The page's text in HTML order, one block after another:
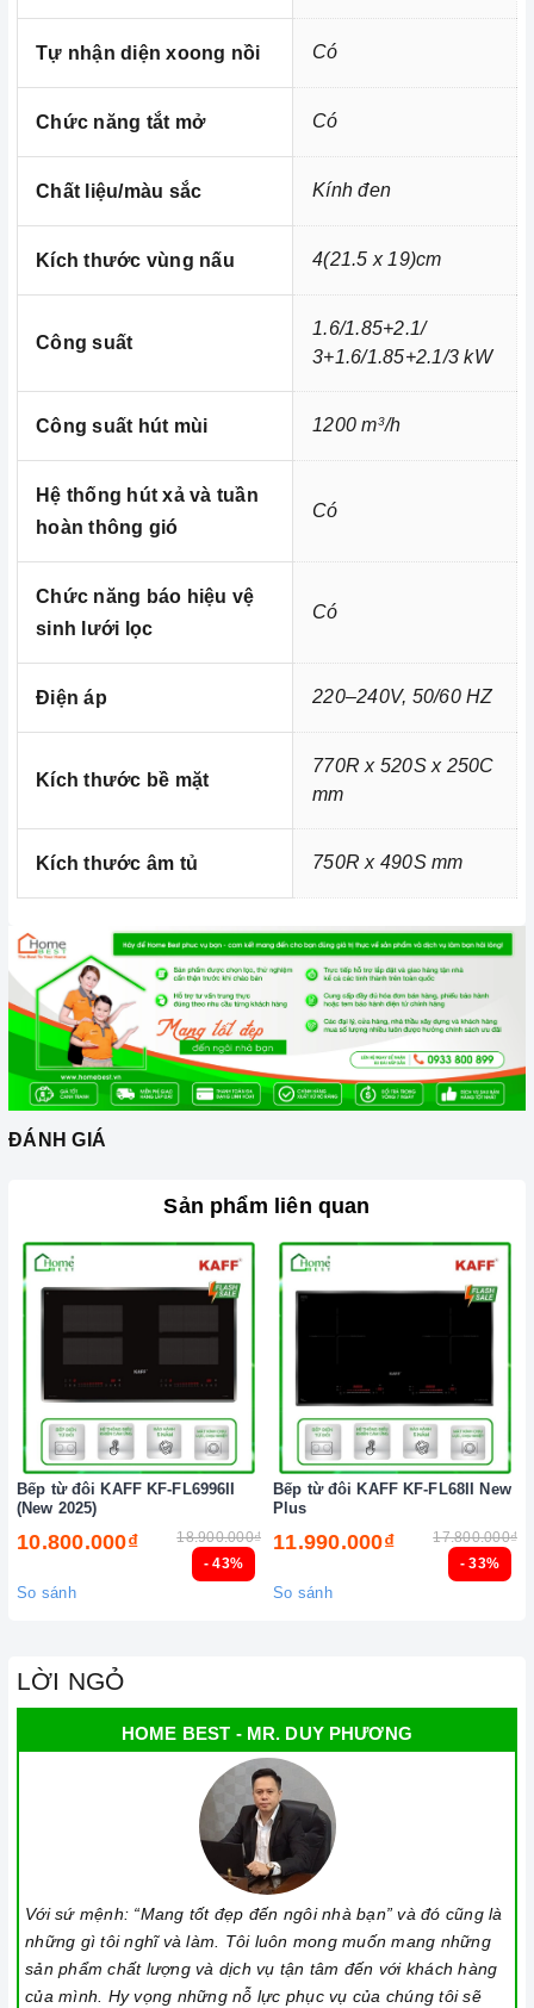
Ảnh minh họa
Chúng tôi không chỉ biết bán mà còn quan tâm đến trải nghiệm
sản phẩm và các dịch vụ sau bán hàng, bên cạnh việc cung
cấp và phân phối các thiết bị nhà bếp cao cấp thì vấn đề bảo trì
và bảo dưỡng sản phẩm luôn được Home Best lưu tâm.
Hotline số0933 800 899 hoặc 028 66 798989
Xem thêm chi tiết tại:
Tự nhận diện xoong nồi Có
Chức năng tắt mở Có
Chất liệu/màu sắc Kính đen
Kích thước vùng nấu 4(21.5 x 19)cm
Công suất
1.6/1.85+2.1/
3+1.6/1.85+2.1/3 kW
Công suất hút mùi 1200 m3/h
Hệ thống hút xả và tuần
hoàn thông gió
Có
Chức năng báo hiệu vệ
sinh lưới lọc
Có
Điện áp 220–240V, 50/60 HZ
Kích thước bề mặt
770R x 520S x 250C
mm
Kích thước âm tủ 750R x 490S mm
ĐÁNH GIÁ
Sản phẩm liên quan
- 43%
Bếp từ đôi KAFF KF-FL6996II
(New 2025)
10.800.000₫ 18.900.000₫
So sánh
- 33%
Bếp từ đôi KAFF KF-FL68II New
Plus
11.990.000₫ 17.800.000₫
So sánh
LỜI NGỎ
HOME BEST - MR. DUY PHƯƠNG
Với sứ mệnh: “Mang tốt đẹp đến ngôi nhà bạn” và đó cũng là
những gì tôi nghĩ và làm. Tôi luôn mong muốn mang những
sản phẩm chất lượng và dịch vụ tận tâm đến với khách hàng
của mình. Hy vọng những nỗ lực phục vụ của chúng tôi sẽ